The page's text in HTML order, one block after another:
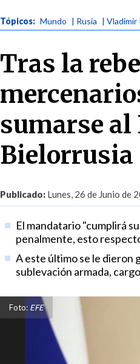
Tópicos: Mundo | Rusia | Vladimir
Tras la
sumarse al
Bielorrusia
Publicado: Lunes, 26 de Junio de
El mandatario "cumplirá
penalmente, esto
A este último se le dieron
sublevación armada,
Foto: EFE